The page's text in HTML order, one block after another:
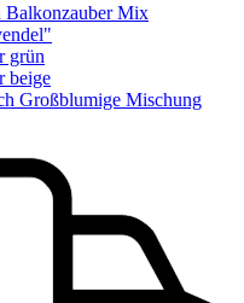
Balkonzauber Mix
grün
beige
Großblumige Mischung